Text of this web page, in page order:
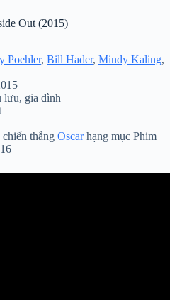
Out (2015)
Poehler, Bill Hader, Mindy Kaling,
lưu, gia đình
thắng Oscarhạng mục Phim